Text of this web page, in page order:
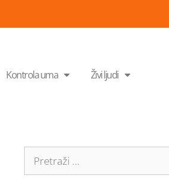
Kontrola uma Živi ljudi